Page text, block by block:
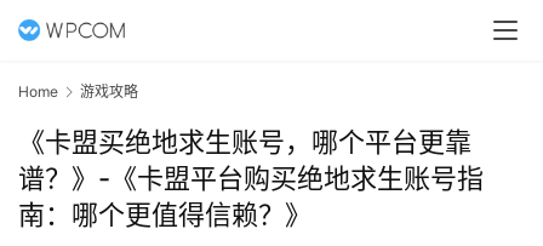
Home 游戏攻略
《卡盟买绝地求生账号，哪个平台更靠
谱？》-《卡盟平台购买绝地求生账号指
南：哪个更值得信赖？》